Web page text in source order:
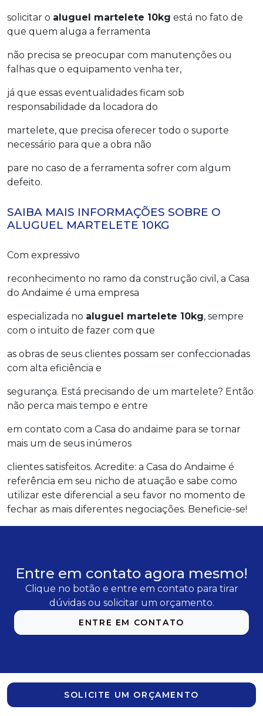
solicitar o aluguel martelete 10kg está no fato de
que quem aluga a ferramenta
não precisa se preocupar com manutenções ou
falhas que o equipamento venha ter,
já que essas eventualidades ficam sob
responsabilidade da locadora do
martelete, que precisa oferecer todo o suporte
necessário para que a obra não
pare no caso de a ferramenta sofrer com algum
defeito.
SAIBA MAIS INFORMAÇÕES SOBRE O
ALUGUEL MARTELETE 10KG
Com expressivo
reconhecimento no ramo da construção civil, a Casa
do Andaime é uma empresa
especializada no aluguel martelete 10kg, sempre
com o intuito de fazer com que
as obras de seus clientes possam ser confeccionadas
com alta eficiência e
segurança. Está precisando de um martelete? Então
não perca mais tempo e entre
em contato com a Casa do andaime para se tornar
mais um de seus inúmeros
clientes satisfeitos. Acredite: a Casa do Andaime é
referência em seu nicho de atuação e sabe como
utilizar este diferencial a seu favor no momento de
fechar as mais diferentes negociações. Beneficie-se!
Entre em contato agora mesmo!
Clique no botão e entre em contato para tirar
dúvidas ou solicitar um orçamento.
ENTRE EM CONTATO
SOLICITE UM ORÇAMENTO